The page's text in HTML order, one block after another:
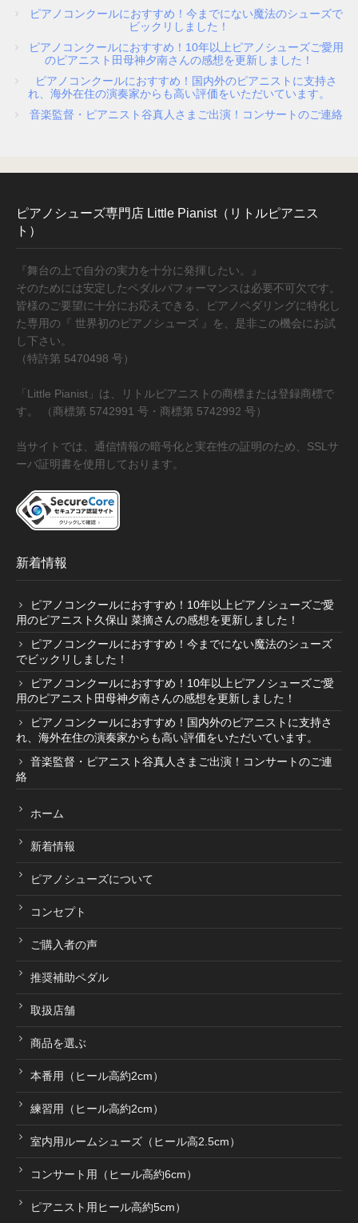
ピアノシューズ愛用音楽家等
愛用ピアニスト コンサート情報
指導者の声１
ご購入者の声
取扱店舗
取扱店舗
お問い合わせ
お問い合わせ
個人情報保護法方針
会社概要
ピアノコンクールにおすすめ！今までにない魔法のシューズで
ビックリしました！
ピアノコンクールにおすすめ！10年以上ピアノシューズご愛用
のピアニスト田母神夕南さんの感想を更新しました！
ピアノコンクールにおすすめ！国内外のピアニストに支持さ
れ、海外在住の演奏家からも高い評価をいただいています。
音楽監督・ピアニスト谷真人さまご出演！コンサートのご連絡
ピアノシューズ専門店 Little Pianist（リトルピアニス
ト）
『舞台の上で自分の実力を十分に発揮したい。』
そのためには安定したペダルパフォーマンスは必要不可欠です。
皆様のご要望に十分にお応えできる、ピアノペダリングに特化し
た専用の『 世界初のピアノシューズ 』を、是非この機会にお試
し下さい。
（特許第 5470498 号）
「Little Pianist」は、リトルピアニストの商標または登録商標で
す。 （商標第 5742991 号・商標第 5742992 号）
当サイトでは、通信情報の暗号化と実在性の証明のため、SSLサ
ーバ証明書を使用しております。
新着情報
ピアノコンクールにおすすめ！10年以上ピアノシューズご愛
用のピアニスト久保山 菜摘さんの感想を更新しました！
ピアノコンクールにおすすめ！今までにない魔法のシューズ
でビックリしました！
ピアノコンクールにおすすめ！10年以上ピアノシューズご愛
用のピアニスト田母神夕南さんの感想を更新しました！
ピアノコンクールにおすすめ！国内外のピアニストに支持さ
れ、海外在住の演奏家からも高い評価をいただいています。
音楽監督・ピアニスト谷真人さまご出演！コンサートのご連
絡
ホーム
新着情報
ピアノシューズについて
コンセプト
ご購入者の声
推奨補助ペダル
取扱店舗
商品を選ぶ
本番用（ヒール高約2cm）
練習用（ヒール高約2cm）
室内用ルームシューズ（ヒール高2.5cm）
コンサート用（ヒール高約6cm）
ピアニスト用ヒール高約5cm）